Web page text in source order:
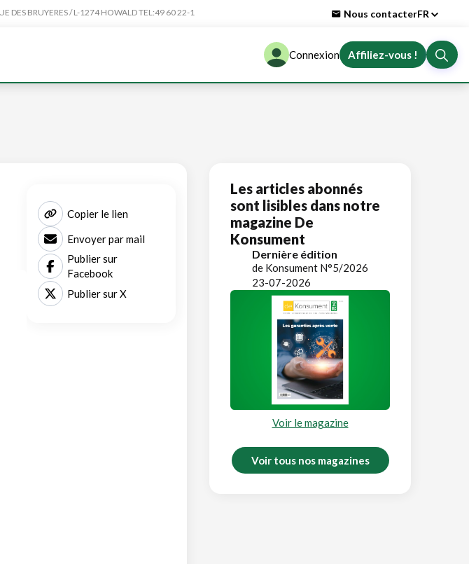
DES BRUYERES / L-1274 HOWALD TEL:49 60 22-1 Nous contacterFR
Connexion Affiliez-vous !
Copier le lien
Envoyer par mail
Publier sur
Facebook
Publier sur X
Les articles abonnés
sont lisibles dans notre
magazine De
Konsument
Dernière édition
de Konsument N°5/2026
23-07-2026
Voir le magazine
Voir tous nos magazines